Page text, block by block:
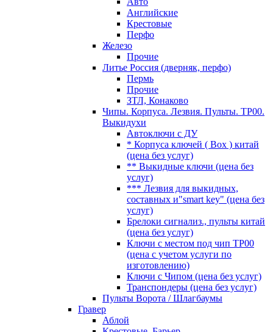
Английские
Крестовые
Перфо
Железо
Прочие
Литье Россия (дверняк, перфо)
Пермь
Прочие
ЗТЛ, Конаково
Чипы. Корпуса. Лезвия. Пульты. TP00.
Выкидухи
Автоключи с ДУ
* Корпуса ключей ( Box ) китай
(цена без услуг)
** Выкидные ключи (цена без
услуг)
*** Лезвия для выкидных,
составных и"smart key" (цена без
услуг)
Брелоки сигнализ., пульты китай
(цена без услуг)
Ключи с местом под чип TP00
(цена с учетом услуги по
изготовлению)
Ключи с Чипом (цена без услуг)
Транспондеры (цена без услуг)
Пульты Ворота / Шлагбаумы
Гравер
Аблой